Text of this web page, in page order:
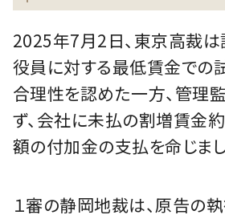
2025年7月2日、東京高裁
役員に対する最低賃金での
合理性を認めた一方、管理
ず、会社に未払の割増賃金
額の付加金の支払を命じまし
１審の静岡地裁は、原告の